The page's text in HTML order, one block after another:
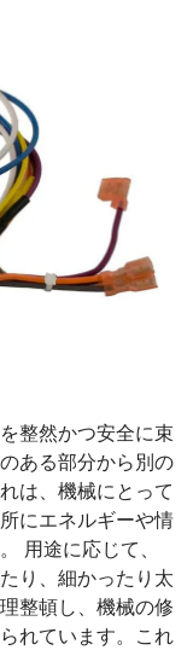
整然かつ安全に束
ある部分から別の
は、機械にとって
にエネルギーや情
用途に応じて、
り、細かったり太
整頓し、機械の修
れています。これ